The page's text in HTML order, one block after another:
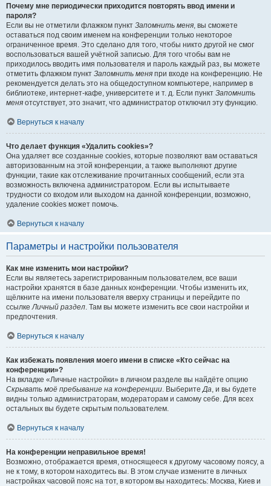
Почему мне периодически приходится повторять ввод имени и
пароля?
Если вы не отметили флажком пункт Запомнить меня, вы сможете
оставаться под своим именем на конференции только некоторое
ограниченное время. Это сделано для того, чтобы никто другой не смог
воспользоваться вашей учётной записью. Для того чтобы вам не
приходилось вводить имя пользователя и пароль каждый раз, вы можете
отметить флажком пункт Запомнить меня при входе на конференцию. Не
рекомендуется делать это на общедоступном компьютере, например в
библиотеке, интернет-кафе, университете и т. д. Если пункт Запомнить
меня отсутствует, это значит, что администратор отключил эту функцию.
Вернуться к началу
Что делает функция «Удалить cookies»?
Она удаляет все созданные cookies, которые позволяют вам оставаться
авторизованным на этой конференции, а также выполняют другие
функции, такие как отслеживание прочитанных сообщений, если эта
возможность включена администратором. Если вы испытываете
трудности со входом или выходом на данной конференции, возможно,
удаление cookies может помочь.
Вернуться к началу
Параметры и настройки пользователя
Как мне изменить мои настройки?
Если вы являетесь зарегистрированным пользователем, все ваши
настройки хранятся в базе данных конференции. Чтобы изменить их,
щёлкните на имени пользователя вверху страницы и перейдите по
ссылкеЛичный раздел. Там вы можете изменить все свои настройки и
предпочтения.
Вернуться к началу
Как избежать появления моего имени в списке «Кто сейчас на
конференции»?
На вкладке «Личные настройки» в личном разделе вы найдёте опцию
Скрывать моё пребывание на конференции. ВыберитеДа, и вы будете
видны только администраторам, модераторам и самому себе. Для всех
остальных вы будете скрытым пользователем.
Вернуться к началу
На конференции неправильное время!
Возможно, отображается время, относящееся к другому часовому поясу, а
не к тому, в котором находитесь вы. В этом случае измените в личных
настройках часовой пояс на тот, в котором вы находитесь: Москва, Киев и